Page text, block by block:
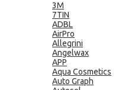
3M
7TIN
ADBL
AirPro
Allegrini
Angelwax
APP
Aqua Cosmetics
Auto Graph